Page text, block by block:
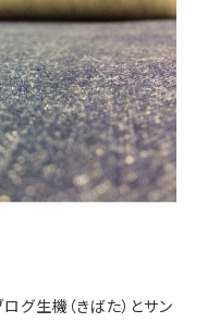
生機（きばた）とサン